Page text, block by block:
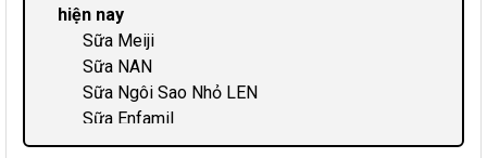
hiện nay
Sữa Meiji
Sữa NAN
Sữa Ngôi Sao Nhỏ LEN
Sữa Enfamil
Sữa Similac